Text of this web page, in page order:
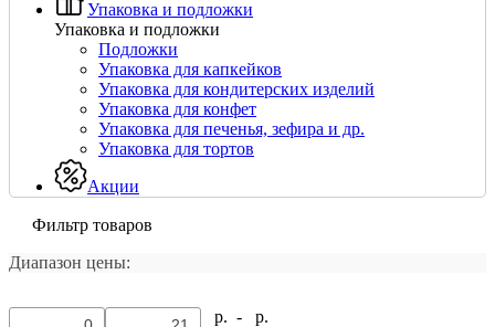
Упаковка и подложки
Упаковка и подложки
Подложки
Упаковка для капкейков
Упаковка для кондитерских изделий
Упаковка для конфет
Упаковка для печенья, зефира и др.
Упаковка для тортов
Акции
Фильтр товаров
Диапазон цены:
р. - р.